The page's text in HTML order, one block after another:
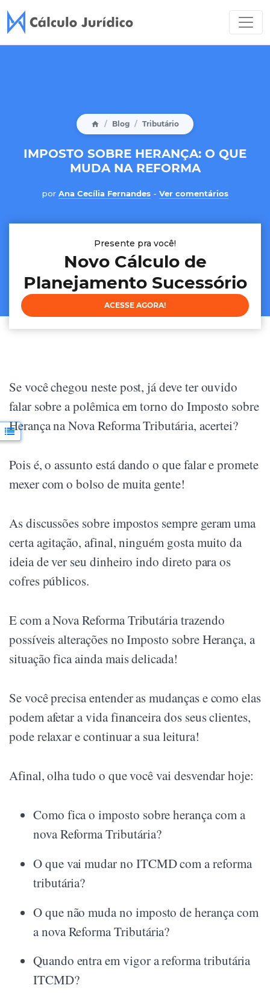
Blog Tributário
IMPOSTO SOBRE HERANÇA: O QUE
MUDA NA REFORMA
por Ana Cecília Fernandes- Ver comentários
Presente pra você!
Novo Cálculo de
Planejamento Sucessório
ACESSE AGORA!
Se você chegou neste post, já deve ter ouvido
falar sobre a polêmica em torno do Imposto sobre
Herança na Nova Reforma Tributária, acertei?
Pois é, o assunto está dando o que falar e promete
mexer com o bolso de muita gente!
As discussões sobre impostos sempre geram uma
certa agitação, afinal, ninguém gosta muito da
ideia de ver seu dinheiro indo direto para os
cofres públicos.
E com a Nova Reforma Tributária trazendo
possíveis alterações no Imposto sobre Herança, a
situação fica ainda mais delicada!
Se você precisa entender as mudanças e como elas
podem afetar a vida financeira dos seus clientes,
pode relaxar e continuar a sua leitura!
Afinal, olha tudo o que você vai desvendar hoje:
Como fica o imposto sobre herança com a
nova Reforma Tributária?
O que vai mudar no ITCMD com a reforma
tributária?
O que não muda no imposto de herança com
a nova Reforma Tributária?
Quando entra em vigor a reforma tributária
ITCMD?